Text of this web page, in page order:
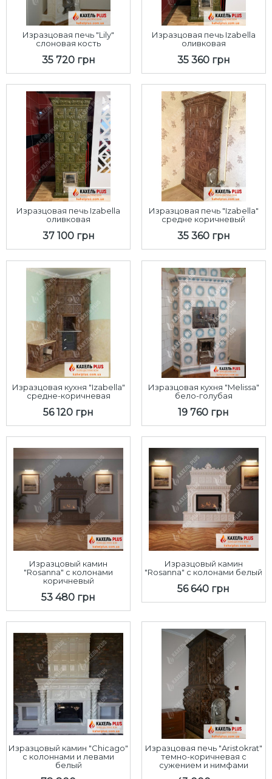
Изразцовая печь "Lily"
слоновая кость
35 720 грн
Изразцовая печь Izabella
оливковая
35 360 грн
Изразцовая печь Izabella
оливковая
37 100 грн
Изразцовая печь "Izabella"
средне коричневый
35 360 грн
Изразцовая кухня "Izabella"
средне-коричневая
56 120 грн
Изразцовая кухня "Melissa"
бело-голубая
19 760 грн
Изразцовый камин
"Rosanna" с колонами
коричневый
53 480 грн
Изразцовый камин
"Rosanna" с колонами белый
56 640 грн
Изразцовый камин "Chicago"
с колоннами и левами
белый
Изразцовая печь "Aristokrat"
темно-коричневая с
сужением и нимфами